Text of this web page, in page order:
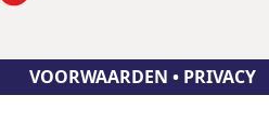
VOORWAARDEN • PRIVACY